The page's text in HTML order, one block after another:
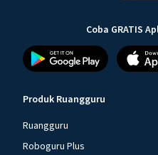
Coba GRATIS
Produk Ruangguru
Ruangguru
Roboguru Plus